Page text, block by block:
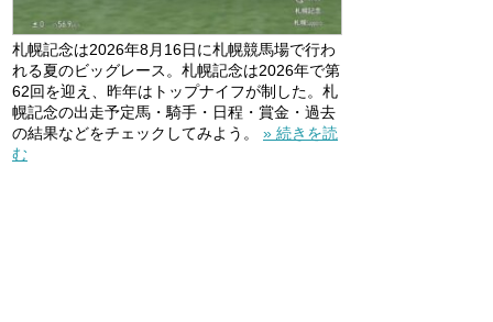
札幌記念は2026年8月16日に札幌競馬場で行わ
れる夏のビッグレース。札幌記念は2026年で第
62回を迎え、昨年はトップナイフが制した。札
幌記念の出走予定馬・騎手・日程・賞金・過去
の結果などをチェックしてみよう。 » 続きを読
む